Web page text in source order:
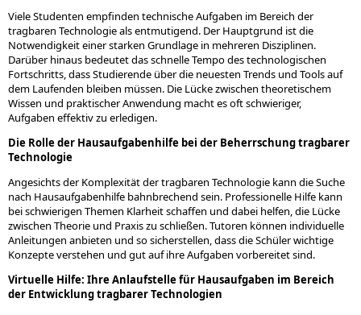
Viele Studenten empfinden technische Aufgaben im Bereich der
tragbaren Technologie als entmutigend. Der Hauptgrund ist die
Notwendigkeit einer starken Grundlage in mehreren Disziplinen.
Darüber hinaus bedeutet das schnelle Tempo des technologischen
Fortschritts, dass Studierende über die neuesten Trends und Tools auf
dem Laufenden bleiben müssen. Die Lücke zwischen theoretischem
Wissen und praktischer Anwendung macht es oft schwieriger,
Aufgaben effektiv zu erledigen.
Die Rolle der Hausaufgabenhilfe bei der Beherrschung tragbarer
Technologie
Angesichts der Komplexität der tragbaren Technologie kann die Suche
nach Hausaufgabenhilfe bahnbrechend sein. Professionelle Hilfe kann
bei schwierigen Themen Klarheit schaffen und dabei helfen, die Lücke
zwischen Theorie und Praxis zu schließen. Tutoren können individuelle
Anleitungen anbieten und so sicherstellen, dass die Schüler wichtige
Konzepte verstehen und gut auf ihre Aufgaben vorbereitet sind.
Virtuelle Hilfe: Ihre Anlaufstelle für Hausaufgaben im Bereich
der Entwicklung tragbarer Technologien